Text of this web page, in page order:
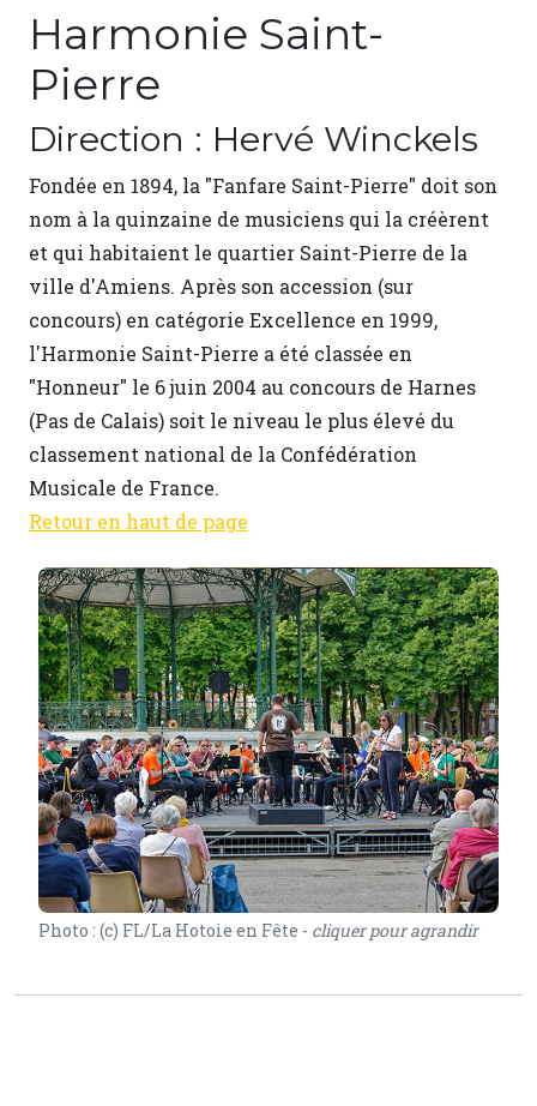
Harmonie Saint-
Pierre
Direction : Hervé Winckels
Fondée en 1894, la "Fanfare Saint-Pierre" doit son
nom à la quinzaine de musiciens qui la créèrent
et qui habitaient le quartier Saint-Pierre de la
ville d'Amiens. Après son accession (sur
concours) en catégorie Excellence en 1999,
l'Harmonie Saint-Pierre a été classée en
"Honneur" le 6 juin 2004 au concours de Harnes
(Pas de Calais) soit le niveau le plus élevé du
classement national de la Confédération
Musicale de France.
Retour en haut de page
Photo : (c) FL/La Hotoie en Fête - cliquer pour agrandir